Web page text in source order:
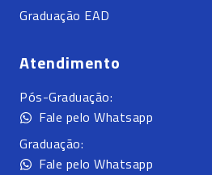
Graduação EAD
Atendimento
Pós-Graduação:
Fale pelo Whatsapp
Graduação:
Fale pelo Whatsapp